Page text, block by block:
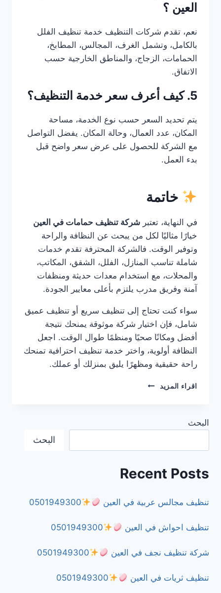
العين ؟
نعم، تقدم شركات التنظيف خدمة تنظيف الفلل
بالكامل، وتشمل الغرف، المجالس، المطابخ،
الحمامات، الزجاج، والمناطق الخارجية حسب
الاتفاق.
5. كيف أعرف سعر خدمة التنظيف؟
يتم تحديد السعر حسب نوع الخدمة، مساحة
المكان، عدد العمال، وحالة المكان. يفضل التواصل
مع الشركة للحصول على عرض سعر واضح قبل
بدء العمل.
خاتمة
في النهاية، تعتبر شركة تنظيف حمامات في العين
خيارًا مثاليًا لكل من يبحث عن النظافة والراحة
وتوفير الوقت. فالشركة المحترفة تقدم خدمات
شاملة تناسب المنازل، الفلل، الشقق، المكاتب،
والمحلات، مع استخدام معدات حديثة ومنظفات
آمنة وفريق مدرب يلتزم بأعلى معايير الجودة.
سواء كنت تحتاج إلى تنظيف سريع أو تنظيف عميق
شامل، فإن اختيار شركة موثوقة يمنحك نتيجة
أفضل ومكانًا صحيًا ومنظمًا طوال الوقت. اجعل
النظافة أولوية، واختر خدمة تنظيف احترافية تمنحك
راحة حقيقية ومظهرًا يليق بمنزلك أو عملك.
اقراء المزيد
شركة
البحث
البحث
Recent Posts
تنظيف مجالس عربية في العين 0501949300
تنظيف احواش في العين 0501949300
شركة تنظيف نجف في العين 0501949300
تنظيف ثريات في العين 0501949300